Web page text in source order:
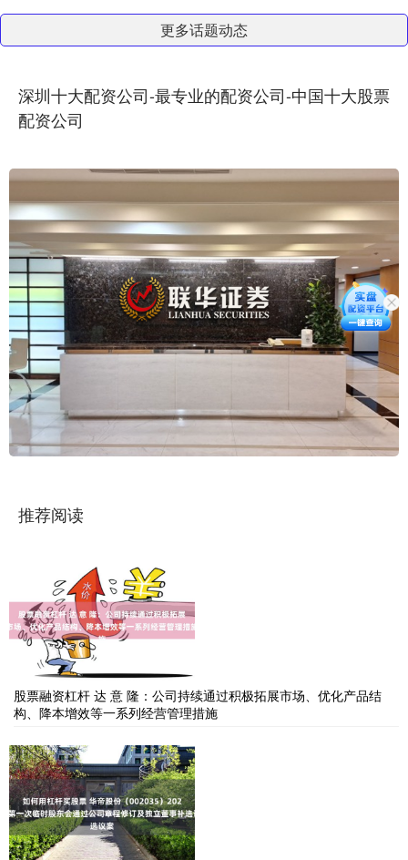
更多话题动态
深圳十大配资公司-最专业的配资公司-中国十大股票
配资公司
推荐阅读
股票融资杠杆 达 意 隆：公司持续通过积极拓展市场、优化产品结
构、降本增效等一系列经营管理措施